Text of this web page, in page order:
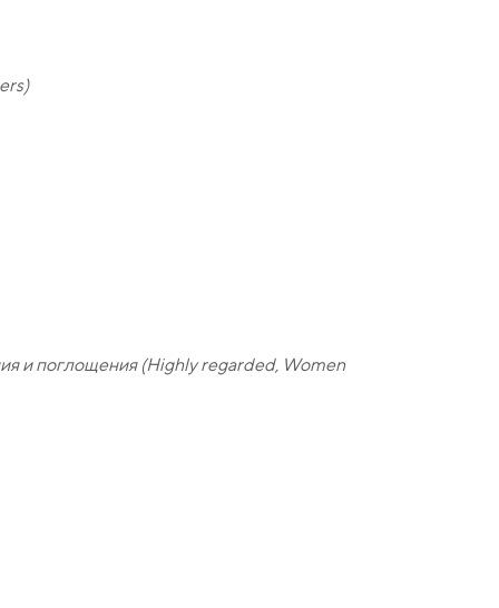
и поглощения (Highly regarded, Women